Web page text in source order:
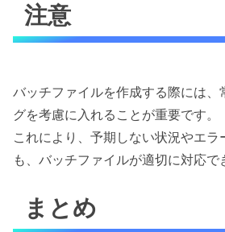
注意
バッチファイルを作成する際には、
グを考慮に入れることが重要です。
これにより、予期しない状況やエラ
も、バッチファイルが適切に対応で
まとめ